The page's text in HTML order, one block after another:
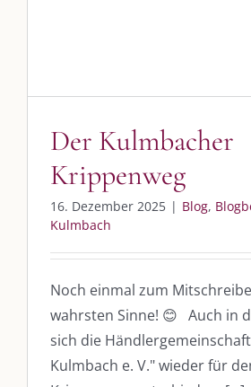
Der Kulmbacher
Krippenweg
16. Dezember 2025 | Blog,
Kulmbach
Noch einmal zum
wahrsten Sinne! 😊 Auch in
sich die
Kulmbach e. V." wieder für